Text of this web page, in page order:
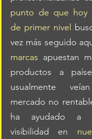
punto de que hoy
de primer nivel
vez más seguido
marcas apuestan
productos a
usualmente
mercado no
ha ayudado a
visibilidad en